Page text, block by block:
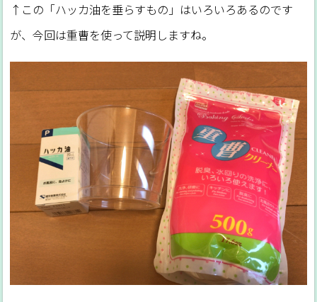
↑この「ハッカ油を垂らすもの」はいろいろあるのです
が、今回は重曹を使って説明しますね。